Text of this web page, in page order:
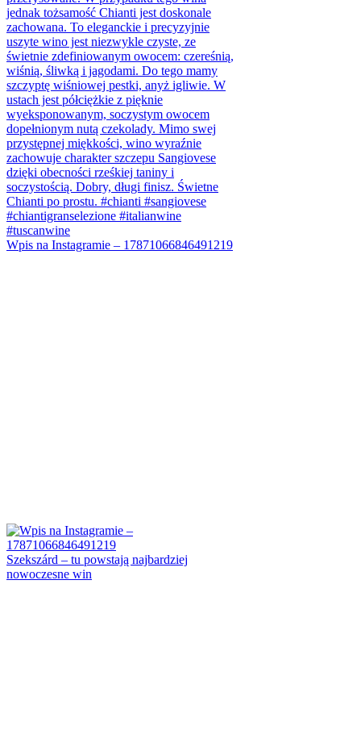
Wpis na Instagramie – 17871066846491219
Szekszárd – tu powstają najbardziej
nowoczesne win